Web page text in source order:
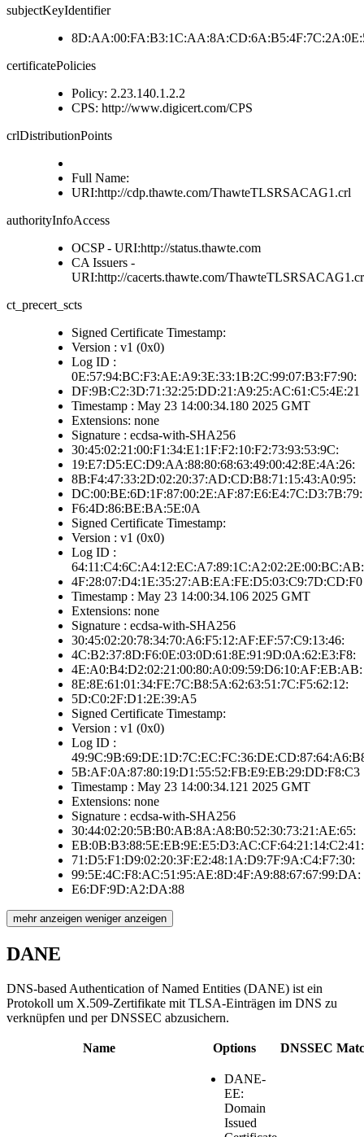
subjectKeyIdentifier
certificatePolicies
Policy: 2.23.140.1.2.2
CPS: http://www.digicert.com/CPS
crlDistributionPoints
Full Name:
URI:http://cdp.thawte.com/ThawteTLSRSACAG1.crl
authorityInfoAccess
OCSP - URI:http://status.thawte.com
CA Issuers -
URI:http://cacerts.thawte.com/
ct_precert_scts
Signed Certificate Timestamp:
Version : v1 (0x0)
Log ID :
0E:57:94:BC:F3:AE:A9:3E:33:1B:2C:99:07:B3:F7:90:
DF:9B:C2:3D:71:32:25:DD:21:A9:25:AC:61:C5:4E:21
Timestamp : May 23 14:00:34.180 2025 GMT
Extensions: none
Signature : ecdsa-with-SHA256
30:45:02:21:00:F1:34:E1:1F:F2:10:F2:73:93:53:9C:
19:E7:D5:EC:D9:AA:88:80:68:63:49:00:42:8E:4A:26:
8B:F4:47:33:2D:02:20:37:AD:CD:B8:71:15:43:A0:95:
DC:00:BE:6D:1F:87:00:2E:AF:87:E6:E4:7C:D3:7B:79:
F6:4D:86:BE:BA:5E:0A
Signed Certificate Timestamp:
Version : v1 (0x0)
Log ID :
64:11:C4:6C:A4:12:EC:A7:89:1C:A2:02:2E:00:BC:AB:
4F:28:07:D4:1E:35:27:AB:EA:FE:D5:03:C9:7D:CD:F0
Timestamp : May 23 14:00:34.106 2025 GMT
Extensions: none
Signature : ecdsa-with-SHA256
30:45:02:20:78:34:70:A6:F5:12:AF:EF:57:C9:13:46:
4C:B2:37:8D:F6:0E:03:0D:61:8E:91:9D:0A:62:E3:F8:
4E:A0:B4:D2:02:21:00:80:A0:09:59:D6:10:AF:EB:AB:
8E:8E:61:01:34:FE:7C:B8:5A:62:63:51:7C:F5:62:12:
5D:C0:2F:D1:2E:39:A5
Signed Certificate Timestamp:
Version : v1 (0x0)
Log ID :
5B:AF:0A:87:80:19:D1:55:52:FB:E9:EB:29:DD:F8:C3
Timestamp : May 23 14:00:34.121 2025 GMT
Extensions: none
Signature : ecdsa-with-SHA256
30:44:02:20:5B:B0:AB:8A:A8:B0:52:30:73:21:AE:65:
EB:0B:B3:88:5E:EB:9E:E5:D3:AC:CF:64:21:14:C2:41:
71:D5:F1:D9:02:20:3F:E2:48:1A:D9:7F:9A:C4:F7:30:
99:5E:4C:F8:AC:51:95:AE:8D:4F:A9:88:67:67:99:DA:
E6:DF:9D:A2:DA:88
mehr anzeigen weniger anzeigen
DANE
DNS-based Authentication of Named Entities (DANE) ist ein
Protokoll um X.509-Zertifikate mit TLSA-Einträgen im DNS zu
verknüpfen und per DNSSEC abzusichern.
Name Options DNSSEC
DANE-
EE:
Domain
Issued